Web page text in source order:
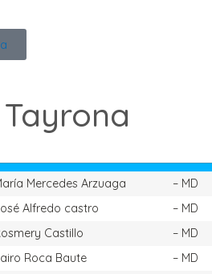
Mercedes Arzuaga
– MD
Alfredo castro
– MD
Castillo
– MD
Roca Baute
– MD